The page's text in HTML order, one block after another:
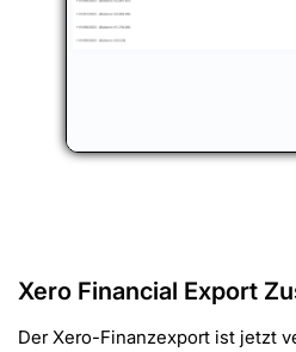
Xero Financial Export
Der Xero-Finanzexport ist jetzt